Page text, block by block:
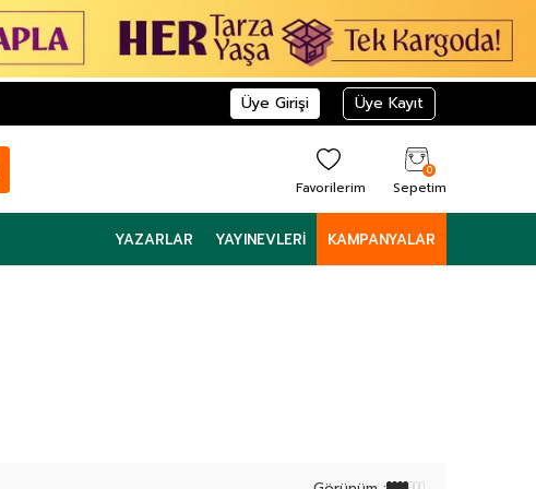
Üye Girişi Üye Kayıt
Favorilerim
0
Sepetim
YAZARLAR YAYINEVLERI KAMPANYALAR